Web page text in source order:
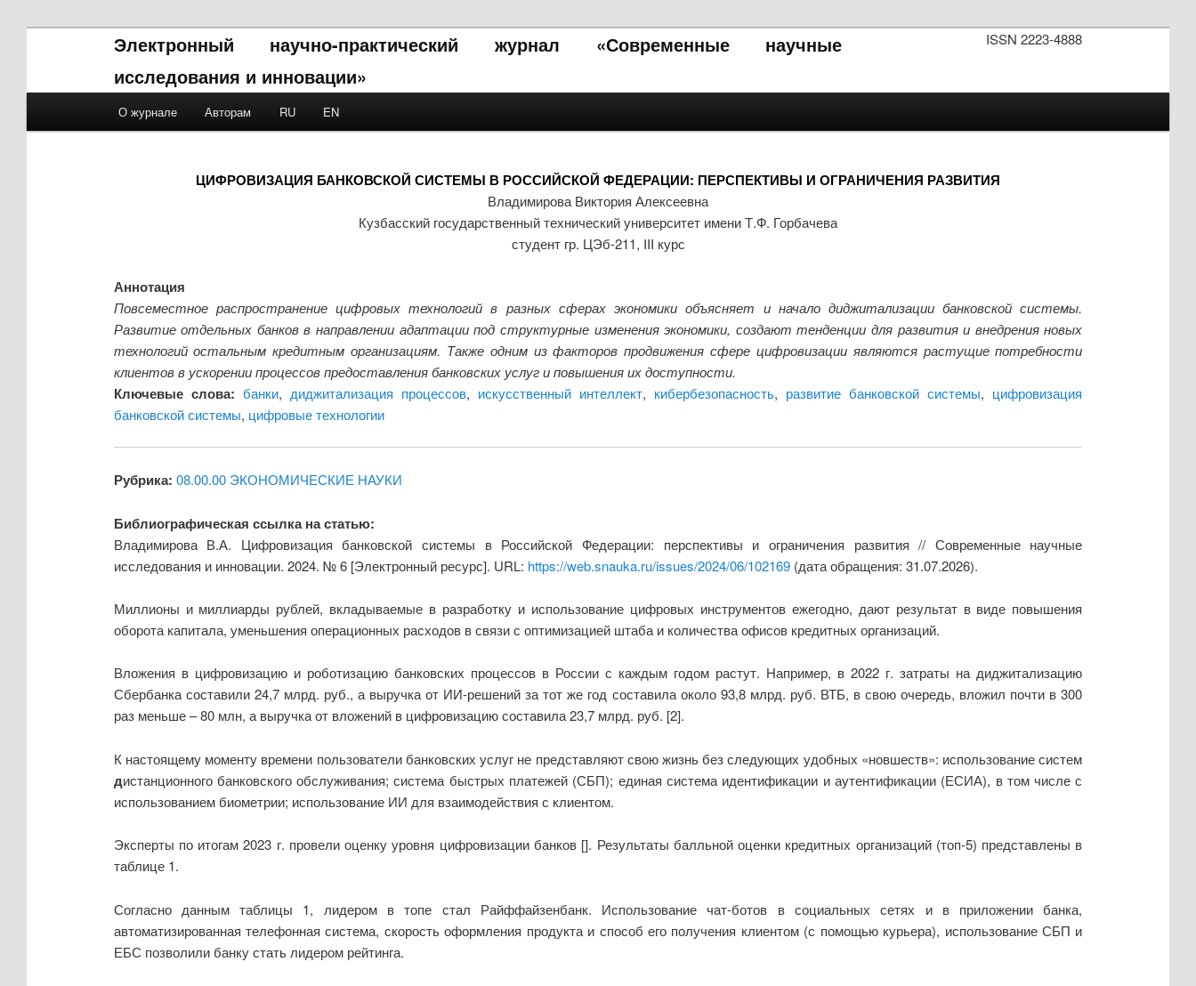
ISSN 2223-4888
Электронный научно-практический журнал «Современные научные
исследования и инновации»
Skip to primary content
Skip to secondary content
О журнале Авторам RU EN
ЦИФРОВИЗАЦИЯ БАНКОВСКОЙ СИСТЕМЫ В РОССИЙСКОЙ ФЕДЕРАЦИИ: ПЕРСПЕКТИВЫ И ОГРАНИЧЕНИЯ РАЗВИТИЯ
Владимирова Виктория Алексеевна
Кузбасский государственный технический университет имени Т.Ф. Горбачева
студент гр. ЦЭб-211, III курс
Аннотация
Повсеместное распространение цифровых технологий в разных сферах экономики объясняет и начало диджитализации банковской системы.
Развитие отдельных банков в направлении адаптации под структурные изменения экономики, создают тенденции для развития и внедрения новых
технологий остальным кредитным организациям. Также одним из факторов продвижения сфере цифровизации являются растущие потребности
клиентов в ускорении процессов предоставления банковских услуг и повышения их доступности.
Ключевые слова: банки, диджитализация процессов, искусственный интеллект, кибербезопасность, развитие банковской системы, цифровизация
банковской системы, цифровые технологии
Рубрика: 08.00.00 ЭКОНОМИЧЕСКИЕ НАУКИ
Библиографическая ссылка на статью:
Владимирова В.А. Цифровизация банковской системы в Российской Федерации: перспективы и ограничения развития // Современные научные
исследования и инновации. 2024. № 6 [Электронный ресурс]. URL: https://web.snauka.ru/issues/2024/06/102169(дата обращения: 31.07.2026).
Миллионы и миллиарды рублей, вкладываемые в разработку и использование цифровых инструментов ежегодно, дают результат в виде повышения
оборота капитала, уменьшения операционных расходов в связи с оптимизацией штаба и количества офисов кредитных организаций.
Вложения в цифровизацию и роботизацию банковских процессов в России с каждым годом растут. Например, в 2022 г. затраты на диджитализацию
Сбербанка составили 24,7 млрд. руб., а выручка от ИИ-решений за тот же год составила около 93,8 млрд. руб. ВТБ, в свою очередь, вложил почти в 300
раз меньше – 80 млн, а выручка от вложений в цифровизацию составила 23,7 млрд. руб. [2].
К настоящему моменту времени пользователи банковских услуг не представляют свою жизнь без следующих удобных «новшеств»: использование систем
дистанционного банковского обслуживания; система быстрых платежей (СБП); единая система идентификации и аутентификации (ЕСИА), в том числе с
использованием биометрии; использование ИИ для взаимодействия с клиентом.
Эксперты по итогам 2023 г. провели оценку уровня цифровизации банков []. Результаты балльной оценки кредитных организаций (топ-5) представлены в
таблице 1.
Согласно данным таблицы 1, лидером в топе стал Райффайзенбанк. Использование чат-ботов в социальных сетях и в приложении банка,
автоматизированная телефонная система, скорость оформления продукта и способ его получения клиентом (с помощью курьера), использование СБП и
ЕБС позволили банку стать лидером рейтинга.